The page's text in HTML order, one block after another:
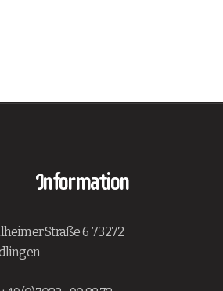
Information
Straße 6 73272